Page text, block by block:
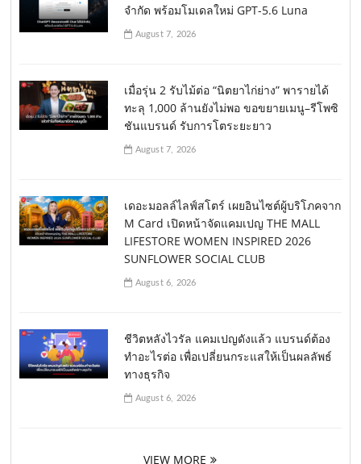
จำกัด พร้อมโมเดลใหม่ GPT-5.6 Luna
August 7, 2026
เมื่อรุ่น 2 รับไม้ต่อ “นิตยาไก่ย่าง” พารายได้
ทะลุ 1,000 ล้านยังไม่พอ ขอขยายเมนู–รีโพซิ
ชันแบรนด์ รับการโตระยะยาว
August 7, 2026
เดอะมอลล์ไลฟ์สโตร์ เผยอินไซต์ผู้บริโภคจาก
M Card เปิดหน้าจัดแคมเปญ THE MALL
LIFESTORE WOMEN INSPIRED 2026
SUNFLOWER SOCIAL CLUB
August 6, 2026
ชีวิตหลังไวรัล แคมเปญดังแล้ว แบรนด์ต้อง
ทำอะไรต่อ เพื่อเปลี่ยนกระแสให้เป็นผลลัพธ์
ทางธุรกิจ
August 6, 2026
VIEW MORE